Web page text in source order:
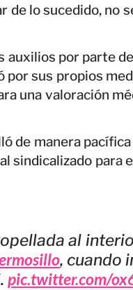
de lo sucedido, no
auxilios por parte
sus propios
una valoración
de manera
sindicalizado para
al
, cuando
pic.twitter.com/